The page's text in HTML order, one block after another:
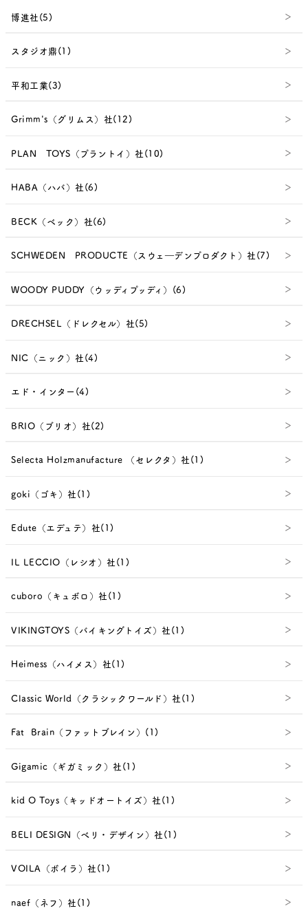
博進社(5)
スタジオ鼎(1)
平和工業(3)
Grimm's（グリムス）社(12)
PLAN TOYS（プラントイ）社(10)
HABA（ハバ）社(6)
BECK（ベック）社(6)
SCHWEDEN PRODUCTE（スウェ―デンプロダクト）社(7)
WOODY PUDDY（ウッディプッディ）(6)
DRECHSEL（ドレクセル）社(5)
NIC（ニック）社(4)
エド・インター(4)
BRIO（ブリオ）社(2)
Selecta Holzmanufacture （セレクタ）社(1)
goki（ゴキ）社(1)
Edute（エデュテ）社(1)
IL LECCIO（レシオ）社(1)
cuboro（キュボロ）社(1)
VIKINGTOYS（バイキングトイズ）社(1)
Heimess（ハイメス）社(1)
Classic World（クラシックワールド）社(1)
Fat Brain（ファットブレイン）(1)
Gigamic（ギガミック）社(1)
kid O Toys（キッドオートイズ）社(1)
BELI DESIGN（べリ・デザイン）社(1)
VOILA（ボイラ）社(1)
naef（ネフ）社(1)